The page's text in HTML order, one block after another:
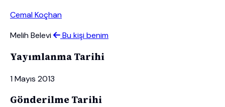
Cemal Koçhan
Melih Belevi
Bu kişi benim
Yayımlanma Tarihi
1 Mayıs 2013
Gönderilme Tarihi